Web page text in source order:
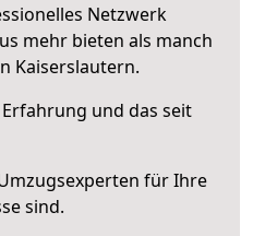
Netzwerk
mehr bieten als manch
Kaiserslautern.
Erfahrung und das seit
für Ihre
sind.